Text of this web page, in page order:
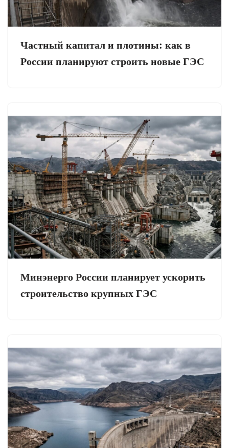
Частный капитал и плотины: как в
России планируют строить новые ГЭС
Минэнерго России планирует ускорить
строительство крупных ГЭС